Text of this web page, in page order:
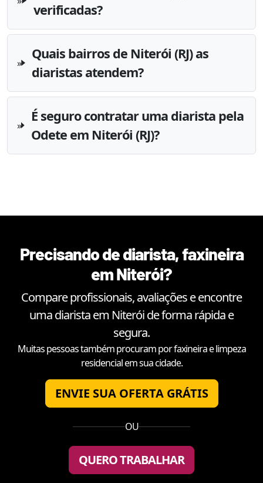
verificadas?
Quais bairros de Niterói (RJ) as
diaristas atendem?
É seguro contratar uma diarista pela
Odete em Niterói (RJ)?
Precisando de diarista, faxineira
emNiterói?
Compare profissionais, avaliações e encontre
uma diarista em Niteróide forma rápida e
segura.
Muitas pessoas também procuram por faxineira e limpeza
residencial em sua cidade.
ENVIE SUA OFERTA GRÁTIS
OU
QUERO TRABALHAR